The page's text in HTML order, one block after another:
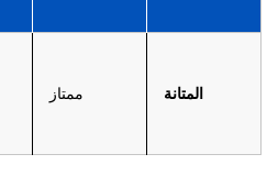
المتانة ممتاز